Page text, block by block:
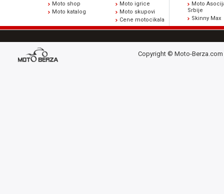
Moto shop
Moto katalog
Moto igrice
Moto skupovi
Cene motocikala
Moto
Srbije
Skinny Max
Copyright © Moto-Berza.com